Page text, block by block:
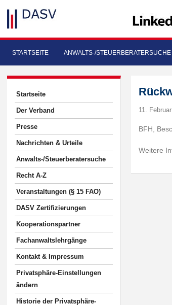
STARTSEITE ANWALTS-/STEUERBERATERSUCHE
Startseite
Der Verband
Presse
Nachrichten & Urteile
Anwalts-/Steuerberatersuche
Recht A-Z
Veranstaltungen (§ 15 FAO)
DASV Zertifizierungen
Kooperationspartner
Fachanwaltslehrgänge
Kontakt & Impressum
Privatsphäre-Einstellungen
ändern
Historie der Privatsphäre-
11.
BFH,
Weitere